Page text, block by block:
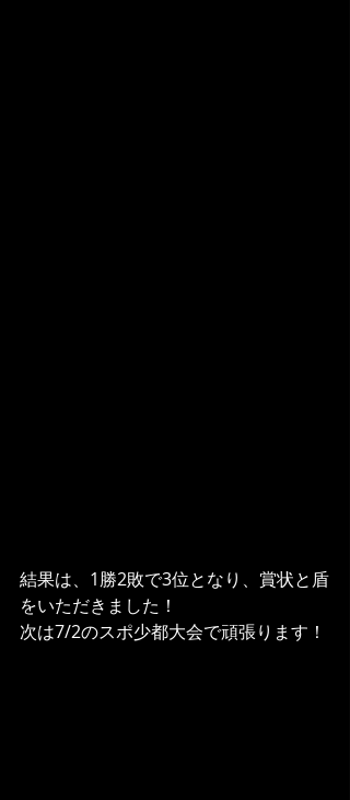
結果は、1勝2敗で3位となり、賞状と盾
をいただきました！
次は7/2のスポ少都大会で頑張ります！